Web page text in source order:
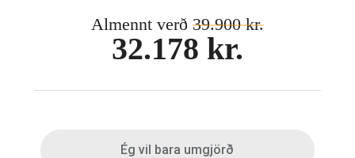
Almennt verð 39.900 kr.
32.178 kr.
Ég vil bara umgjörð